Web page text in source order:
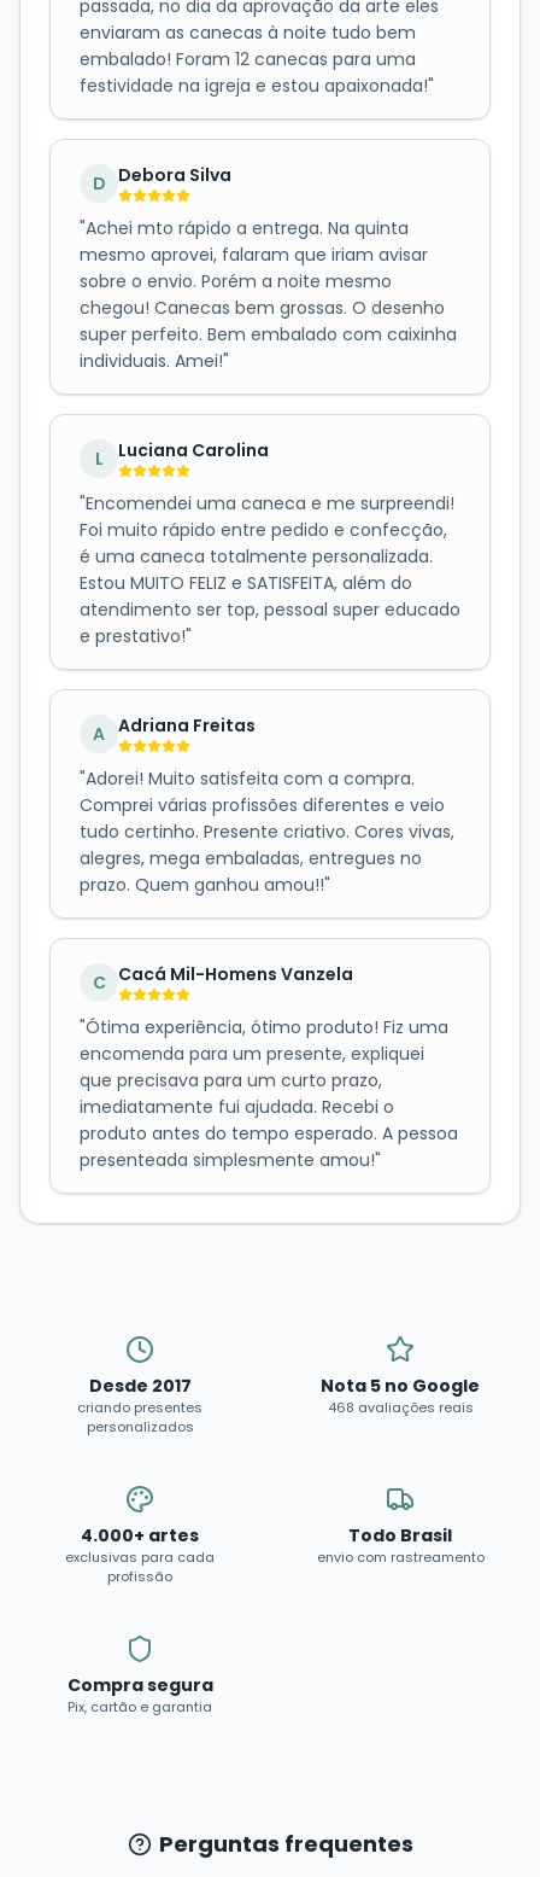
passada, no dia da aprovação da arte eles
enviaram as canecas à noite tudo bem
embalado! Foram 12 canecas para uma
festividade na igreja e estou apaixonada!"
D Debora Silva
"Achei mto rápido a entrega. Na quinta
mesmo aprovei, falaram que iriam avisar
sobre o envio. Porém a noite mesmo
chegou! Canecas bem grossas. O desenho
super perfeito. Bem embalado com caixinha
individuais. Amei!"
L Luciana Carolina
"Encomendei uma caneca e me surpreendi!
Foi muito rápido entre pedido e confecção,
é uma caneca totalmente personalizada.
Estou MUITO FELIZ e SATISFEITA, além do
atendimento ser top, pessoal super educado
e prestativo!"
A Adriana Freitas
"Adorei! Muito satisfeita com a compra.
Comprei várias profissões diferentes e veio
tudo certinho. Presente criativo. Cores vivas,
alegres, mega embaladas, entregues no
prazo. Quem ganhou amou!!"
C Cacá Mil-Homens Vanzela
"Ótima experiência, ótimo produto! Fiz uma
encomenda para um presente, expliquei
que precisava para um curto prazo,
imediatamente fui ajudada. Recebi o
produto antes do tempo esperado. A pessoa
presenteada simplesmente amou!"
Desde 2017
criando presentes
personalizados
Nota 5 no Google
468 avaliações reais
4.000+ artes
exclusivas para cada
profissão
Todo Brasil
envio com rastreamento
Compra segura
Pix, cartão e garantia
Perguntas frequentes